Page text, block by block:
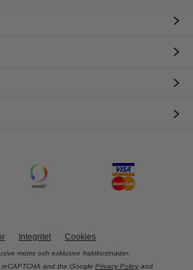
Integritet Cookies
moms och exklusive fraktkostnader.
and the Google Privacy Policy and